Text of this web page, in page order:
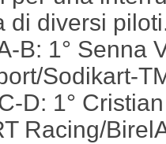
di diversi
B: 1° Senna
Sodikart-
D: 1°
Racing/